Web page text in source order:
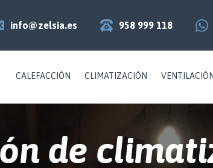
info@zelsia.es 958 999 118
CALEFACCIÓN CLIMATIZACIÓN
de